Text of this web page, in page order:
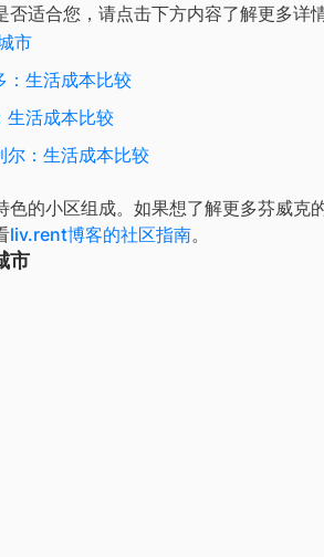
否适合您，请点击下方内容了解更多详
市
：生活成本比较
生活成本比较
尔：生活成本比较
色的小区组成。如果想了解更多芬威克
liv.rent博客的社区指南。
市